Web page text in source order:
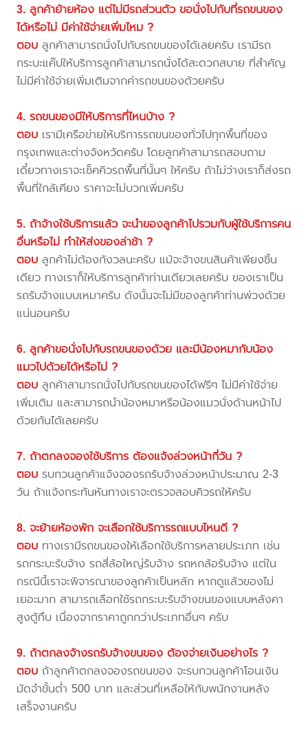
3. ลูกค้าย้ายห้อง แต่ไม่มีรถส่วนตัว ขอนั่งไปกับที่รถขนของ
ได้หรือไม่ มีค่าใช้จ่ายเพิ่มไหม ?
ตอบ ลูกค้าสามารถนั่งไปกับรถขนของได้เลยครับ เรามีรถ
กระบะแค๊ปให้บริการลูกค้าสามารถนั่งได้สะดวกสบาย ที่สำคัญ
ไม่มีค่าใช้จ่ายเพิ่มเติมจากค่ารถขนของด้วยครับ
4. รถขนของมีให้บริการที่ไหนบ้าง ?
ตอบ เรามีเครือข่ายให้บริการรถขนของทั่วไปทุกพื้นที่ของ
กรุงเทพและต่างจังหวัดครับ โดยลูกค้าสามารถสอบถาม
เดี๋ยวทางเราจะเช็คคิวรถพื้นที่นั้นๆ ให้ครับ ถ้าไม่ว่างเราก็ส่งรถ
พื้นที่ใกล้เคียง ราคาจะไม่บวกเพิ่มครับ
5. ถ้าจ้างใช้บริการแล้ว จะนำของลูกค้าไปรวมกับผู้ใช้บริการคน
อื่นหรือไม่ ทำให้ส่งของล่าช้า ?
ตอบ ลูกค้าไม่ต้องกังวลนะครับ แม้จะจ้างขนสินค้าเพียงชิ้น
เดียว ทางเราก็ให้บริการลูกค้าท่านเดียวเลยครับ ของเราเป็น
รถรับจ้างแบบเหมาครับ ดังนั้นจะไม่มีของลูกค้าท่านพ่วงด้วย
แน่นอนครับ
6. ลูกค้าขอนั่งไปกับรถขนของด้วย และมีน้องหมากับน้อง
แมวไปด้วยได้หรือไม่ ?
ตอบ ลูกค้าสามารถนั่งไปกับรถขนของได้ฟรีๆ ไม่มีค่าใช้จ่าย
เพิ่มเติม และสามารถนำน้องหมาหรือน้องแมวนั่งด้านหน้าไป
ด้วยกันได้เลยครับ
7. ถ้าตกลงจองใช้บริการ ต้องแจ้งล่วงหน้ากี่วัน ?
ตอบ รบกวนลูกค้าแจ้งจองรถรับจ้างล่วงหน้าประมาณ 2-3
วัน ถ้าแจ้งกระทันหันทางเราจะตรวจสอบคิวรถให้ครับ
8. จะย้ายห้องพัก จะเลือกใช้บริการรถแบบไหนดี ?
ตอบ ทางเรามีรถขนของให้เลือกใช้บริการหลายประเภท เช่น
รถกระบะรับจ้าง รถสี่ล้อใหญ่รับจ้าง รถหกล้อรับจ้าง แต่ใน
กรณีนี้เราจะพิจารณาของลูกค้าเป็นหลัก หากดูแล้วของไม่
เยอะมาก สามารถเลือกใช้รถกระบะรับจ้างขนของแบบหลังคา
สูงตู้ทึบ เนื่องจากราคาถูกกว่าประเภทอื่นๆ ครับ
9. ถ้าตกลงจ้างรถรับจ้างขนของ ต้องจ่ายเงินอย่างไร ?
ตอบ ถ้าลูกค้าตกลงจองรถขนของ จะรบกวนลูกค้าโอนเงิน
มัดจำขั้นต่ำ 500 บาท และส่วนที่เหลือให้กับพนักงานหลัง
เสร็จงานครับ